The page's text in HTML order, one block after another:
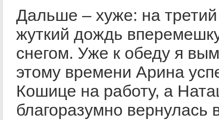
Дальше – хуже: на
жуткий дождь
снегом. Уже к обеду я
этому времени Арина
Кошице на работу, а
благоразумно вернулась